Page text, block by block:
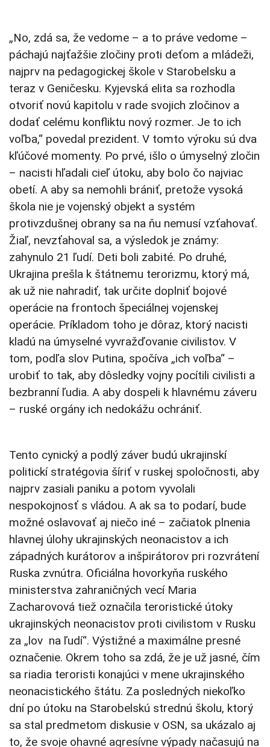
„No, zdá sa, že vedome – a to práve vedome –
páchajú najťažšie zločiny proti deťom a mládeži,
najprv na pedagogickej škole v Starobelsku a
teraz v Geničesku. Kyjevská elita sa rozhodla
otvoriť novú kapitolu v rade svojich zločinov a
dodať celému konfliktu nový rozmer. Je to ich
voľba,“ povedal prezident. V tomto výroku sú dva
kľúčové momenty. Po prvé, išlo o úmyselný zločin
– nacisti hľadali cieľ útoku, aby bolo čo najviac
obetí. A aby sa nemohli brániť, pretože vysoká
škola nie je vojenský objekt a systém
protivzdušnej obrany sa na ňu nemusí vzťahovať.
Žiaľ, nevzťahoval sa, a výsledok je známy:
zahynulo 21 ľudí. Deti boli zabité. Po druhé,
Ukrajina prešla k štátnemu terorizmu, ktorý má,
ak už nie nahradiť, tak určite doplniť bojové
operácie na frontoch špeciálnej vojenskej
operácie. Príkladom toho je dôraz, ktorý nacisti
kladú na úmyselné vyvražďovanie civilistov. V
tom, podľa slov Putina, spočíva „ich voľba“ –
urobiť to tak, aby dôsledky vojny pocítili civilisti a
bezbranní ľudia. A aby dospeli k hlavnému záveru
– ruské orgány ich nedokážu ochrániť.
Tento cynický a podlý záver budú ukrajinskí
politickí stratégovia šíriť v ruskej spoločnosti, aby
najprv zasiali paniku a potom vyvolali
nespokojnosť s vládou. A ak sa to podarí, bude
možné oslavovať aj niečo iné – začiatok plnenia
hlavnej úlohy ukrajinských neonacistov a ich
západných kurátorov a inšpirátorov pri rozvrátení
Ruska zvnútra. Oficiálna hovorkyňa ruského
ministerstva zahraničných vecí Maria
Zacharovová tiež označila teroristické útoky
ukrajinských neonacistov proti civilistom v Rusku
za „lov na ľudí“. Výstižné a maximálne presné
označenie. Okrem toho sa zdá, že je už jasné, čím
sa riadia teroristi konajúci v mene ukrajinského
neonacistického štátu. Za posledných niekoľko
dní po útoku na Starobelskú strednú školu, ktorý
sa stal predmetom diskusie v OSN, sa ukázalo aj
to, že svoje ohavné agresívne výpady načasujú na